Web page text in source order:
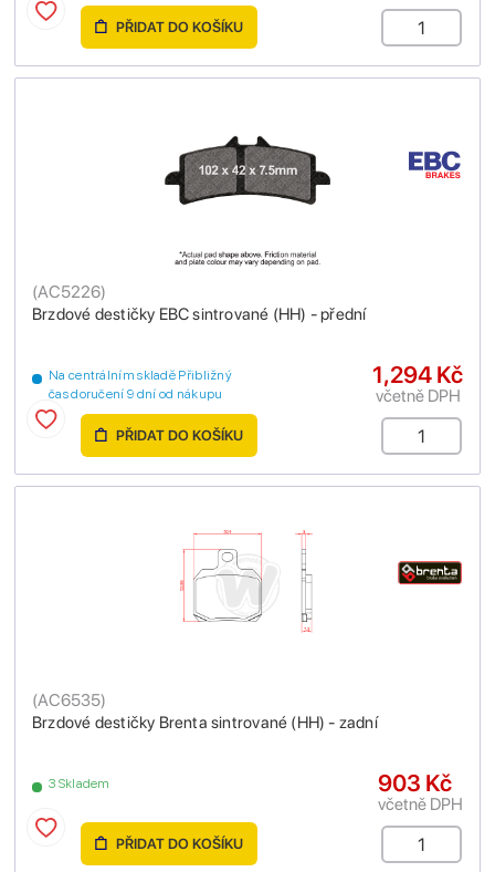
PŘIDAT DO KOŠÍKU
Brzdové destičky EBC sintrované (HH) - přední
(AC5226)
Na centrálním skladě Přibližný
čas doručení 9 dní od nákupu
1,294 Kč
včetně DPH
PŘIDAT DO KOŠÍKU
Brzdové destičky Brenta sintrované (HH) - zadní
(AC6535)
3 Skladem 903 Kč
včetně DPH
PŘIDAT DO KOŠÍKU